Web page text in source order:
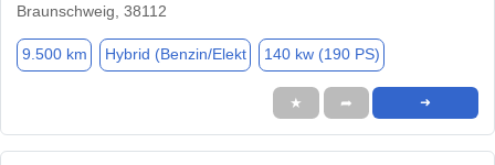
Braunschweig, 38112
9.500 km Hybrid (Benzin/Elekt 140 kw (190 PS)
★ ➦ ➜